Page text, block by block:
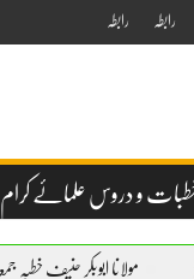
رابطہ رابطہ
و دروس علمائے کرام
حنیف خطبہ جمعۃ المبارک 2023-04-21